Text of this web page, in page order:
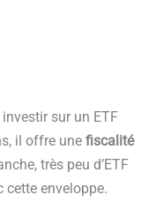
sur un ETF
il offre une fiscalité
très peu d’ETF
cette enveloppe.